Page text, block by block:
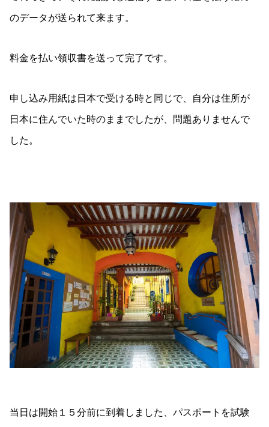
のデータが送られて来ます。
料金を払い領収書を送って完了です。
申し込み用紙は日本で受ける時と同じで、自分は住所が
日本に住んでいた時のままでしたが、問題ありませんで
した。
当日は開始１５分前に到着しました、パスポートを試験